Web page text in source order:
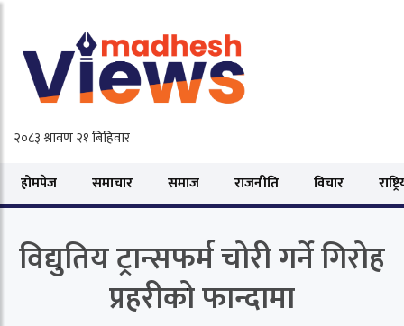
होमपेज समाचार समाज राजनीति विचार
विद्युतिय ट्रान्सफर्म चोरी गर्ने गिरोह
प्रहरीको फान्दामा